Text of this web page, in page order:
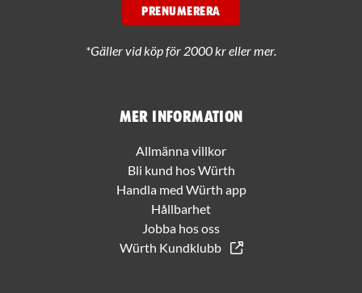
Mer information
Allmänna villkor
Bli kund hos Würth
Handla med Würth app
Hållbarhet
Jobba hos oss
Würth Kundklubb
PRENUMERERA
*Gäller vid köp för 2000 kr eller mer.